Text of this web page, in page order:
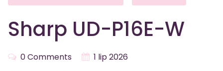
Sharp UD-P16E-W
0 Comments 1 lip 2026